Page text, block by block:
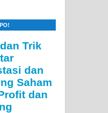
Trik
dan
Saham
dan